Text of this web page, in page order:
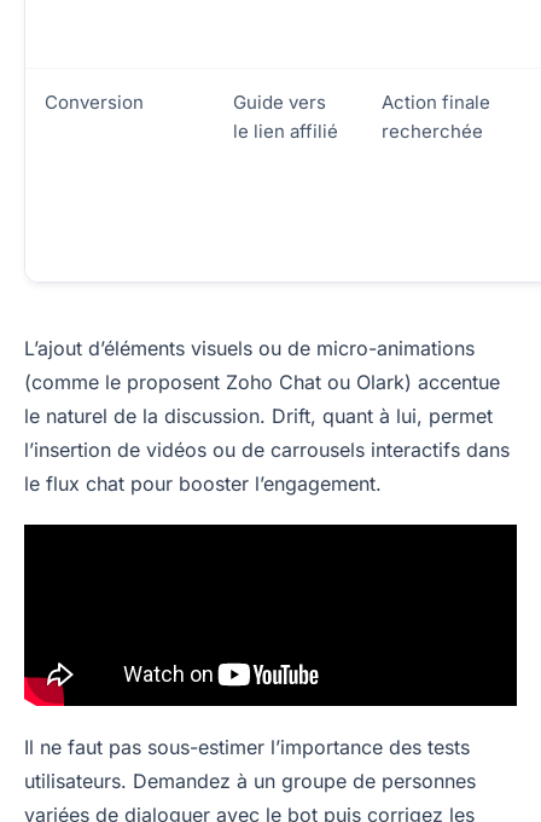
Conversion
Guide vers
le lien affilié
Action finale
recherchée
L’ajout d’éléments visuels ou de micro-animations
(comme le proposent Zoho Chat ou Olark) accentue
le naturel de la discussion. Drift, quant à lui, permet
l’insertion de vidéos ou de carrousels interactifs dans
le flux chat pour booster l’engagement.
Il ne faut pas sous-estimer l’importance des tests
utilisateurs. Demandez à un groupe de personnes
variées de dialoguer avec le bot puis corrigez les